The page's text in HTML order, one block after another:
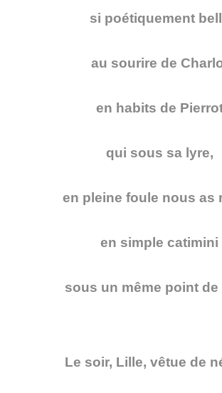
si poétiquement
au sourire de
en habits de
qui sous sa lyre,
en pleine foule nous as
en simple catimini
sous un même point de
Le soir, Lille, vêtue de